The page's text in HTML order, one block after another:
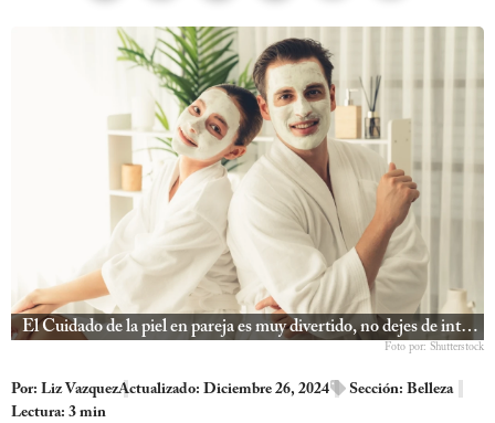
El Cuidado de la piel en pareja es muy divertido, no dejes de intentarlo | Qué Onda |
Foto por: Shutterstock
Por: Liz VazquezActualizado: Diciembre 26, 2024 Sección: Belleza
Lectura: 3 min